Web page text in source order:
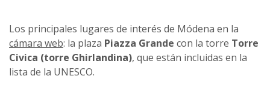
Los principales lugares de interés de Módena en la
cámara web: la plaza Piazza Grande con la torre Torre
Civica (torre Ghirlandina), que están incluidas en la
lista de la UNESCO.